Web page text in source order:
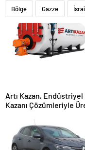
Bölge Gazze
Artı Kazan,
Kazanı Çözümleriyle
Sunuyor